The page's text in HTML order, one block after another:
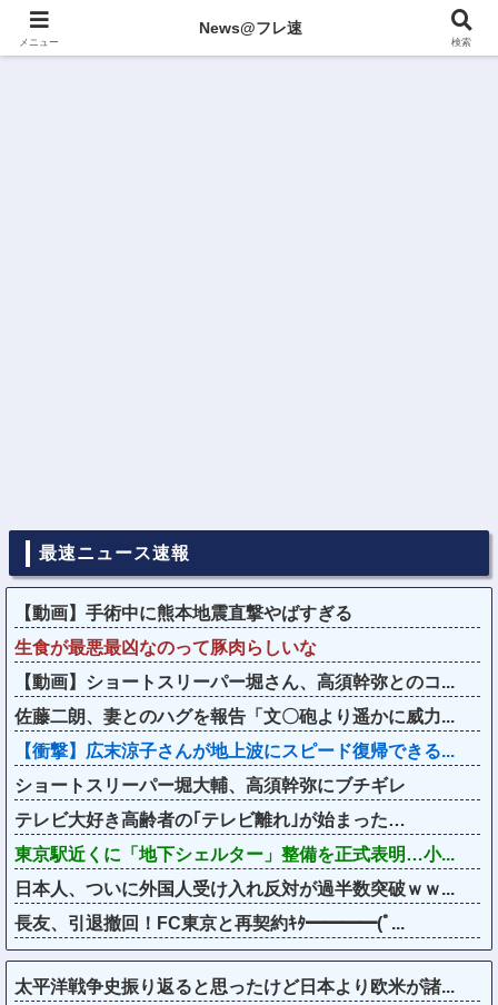
最速ニュース速報
【動画】手術中に熊本地震直撃やばすぎる
生食が最悪最凶なのって豚肉らしいな
【動画】ショートスリーパー堀さん、高須幹弥とのコ...
佐藤二朗、妻とのハグを報告「文〇砲より遥かに威力...
【衝撃】広末涼子さんが地上波にスピード復帰できる...
ショートスリーパー堀大輔、高須幹弥にブチギレ
テレビ大好き高齢者の｢テレビ離れ｣が始まった…
東京駅近くに「地下シェルター」整備を正式表明…小...
日本人、ついに外国人受け入れ反対が過半数突破ｗｗ...
長友、引退撤回！FC東京と再契約ｷﾀ━━━━(ﾟ...
太平洋戦争史振り返ると思ったけど日本より欧米が諸...
メニュー
News@フレ速
検索